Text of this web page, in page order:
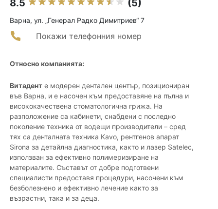
8.5 (5)
Варна, ул. „Генерал Радко Димитриев“ 7
Покажи телефонния номер
Относно компанията:
Витадент е модерен дентален център, позициониран
във Варна, и е насочен към предоставяне на пълна и
висококачествена стоматологична грижа. На
разположение са кабинети, снабдени с последно
поколение техника от водещи производители – сред
тях са денталната техника Kavo, рентгенов апарат
Sirona за детайлна диагностика, както и лазер Satelec,
използван за ефективно полимеризиране на
материалите. Съставът от добре подготвени
специалисти предоставя процедури, насочени към
безболезнено и ефективно лечение както за
възрастни, така и за деца.